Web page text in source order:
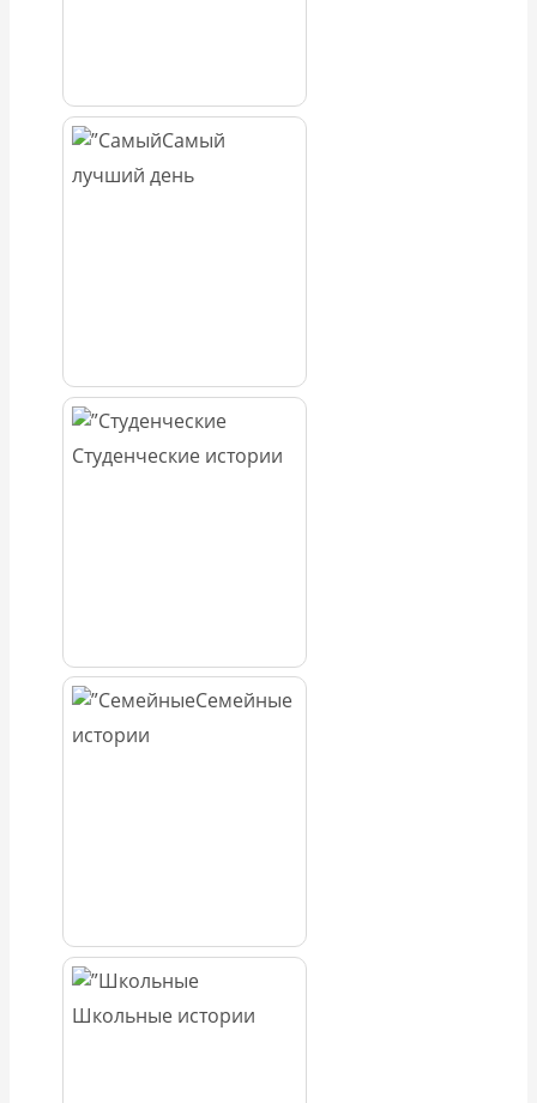
Самый
лучший день
Студенческие истории
Семейные
истории
Школьные истории